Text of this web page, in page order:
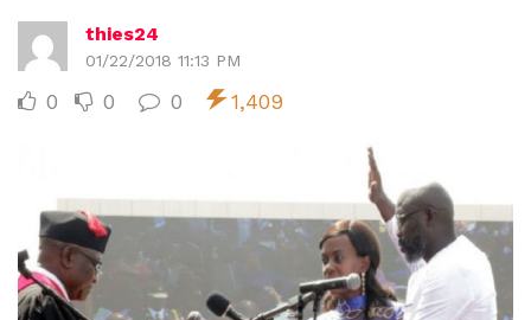
thies24
01/22/2018 11:13 PM
0 0 0 1,409